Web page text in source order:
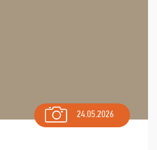
24.05.2026